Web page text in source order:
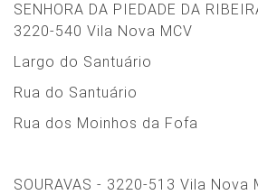
SENHORA DA PIEDADE DA
3220-540 Vila Nova MCV
Largo do Santuário
Rua do Santuário
Rua dos Moinhos da Fofa
SOURAVAS - 3220-513 Vila Nova